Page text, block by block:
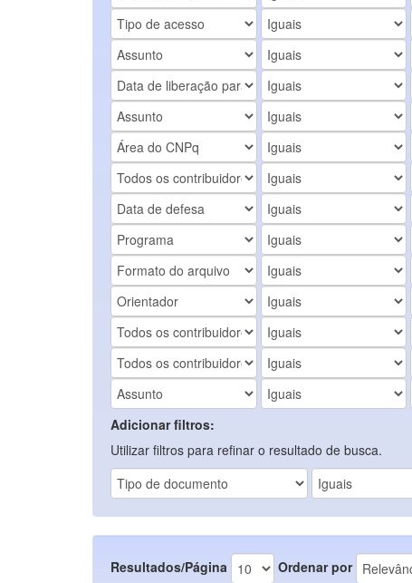
Adicionar filtros:
Utilizar filtros para refinar o resultado de busca.
Resultados/Página Ordenar por